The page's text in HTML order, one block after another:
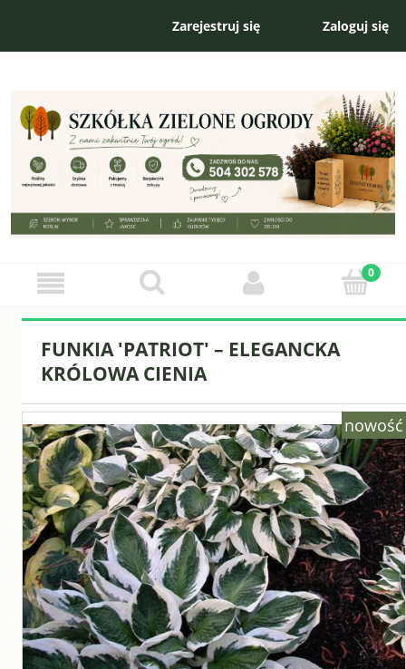
Zarejestruj się Zaloguj się
FUNKIA 'PATRIOT' – ELEGANCKA
KRÓLOWA CIENIA
nowość